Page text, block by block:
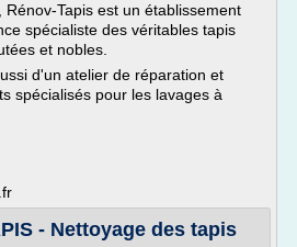
Rénov-Tapis est un établissement
spécialiste des véritables tapis
et nobles.
d'un atelier de réparation et
spécialisés pour les lavages à
- Nettoyage des tapis